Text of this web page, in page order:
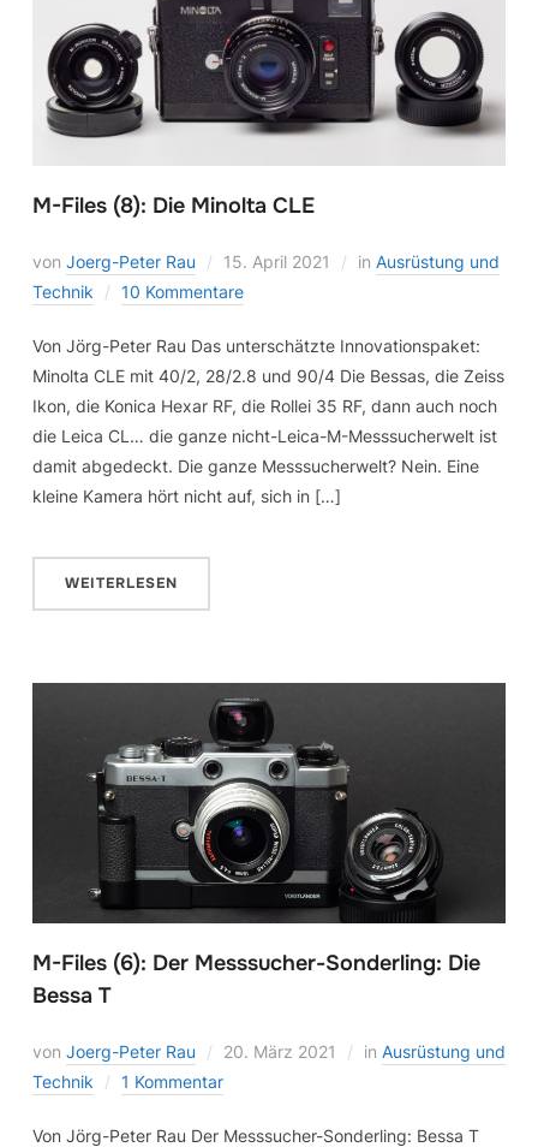
M-Files (8): Die Minolta CLE
von Joerg-Peter Rau 15. April 2021 in Ausrüstung und
Technik
10 Kommentare
Von Jörg-Peter Rau Das unterschätzte Innovationspaket:
Minolta CLE mit 40/2, 28/2.8 und 90/4 Die Bessas, die Zeiss
Ikon, die Konica Hexar RF, die Rollei 35 RF, dann auch noch
die Leica CL… die ganze nicht-Leica-M-Messsucherwelt ist
damit abgedeckt. Die ganze Messsucherwelt? Nein. Eine
kleine Kamera hört nicht auf, sich in […]
WEITERLESEN
M-Files (6): Der Messsucher-Sonderling: Die
Bessa T
von Joerg-Peter Rau 20. März 2021 in Ausrüstung und
Technik
1 Kommentar
Von Jörg-Peter Rau Der Messsucher-Sonderling: Bessa T